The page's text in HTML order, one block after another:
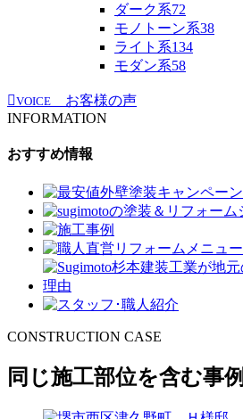
ダーク系72
モノトーン系38
ライト系134
モダン系58
VOICE
お客様の声
INFORMATION
おすすめ情報
CONSTRUCTION CASE
同じ施工部位を含む事例